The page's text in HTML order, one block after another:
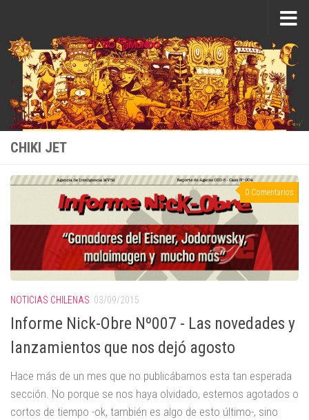
CHIKI JET
0 Comentarios
NOTICIAS CHILENAS 03/09/2015
Informe Nick-Obre Nº007 - Las novedades y
lanzamientos que nos dejó agosto
Hace más de un mes que no publicábamos esta tan esperada
sección. No porque se nos haya olvidado, estemos agotados o
cortos de tiempo -ok, también es algo de esto último-, sino